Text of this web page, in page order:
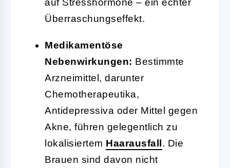
auf Stresshormone – ein echter
Überraschungseffekt.
Medikamentöse
Nebenwirkungen: Bestimmte
Arzneimittel, darunter
Chemotherapeutika,
Antidepressiva oder Mittel gegen
Akne, führen gelegentlich zu
lokalisiertem Haarausfall. Die
Brauen sind davon nicht